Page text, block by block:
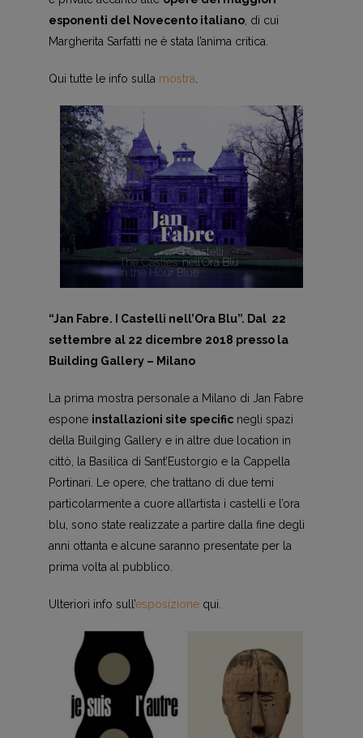
esponenti del Novecento italiano, di cui
Margherita Sarfatti ne è stata l’anima critica.
Qui tutte le info sulla mostra.
“Jan Fabre. I Castelli nell’Ora Blu”. Dal 22
settembre al 22 dicembre 2018 presso la
Building Gallery – Milano
La prima mostra personale a Milano di Jan Fabre
espone installazioni site specificnegli spazi
della Builging Gallery e in altre due location in
cittò, la Basilica di Sant’Eustorgio e la Cappella
Portinari. Le opere, che trattano di due temi
particolarmente a cuore all’artista i castelli e l’ora
blu, sono state realizzate a partire dalla fine degli
anni ottanta e alcune saranno presentate per la
prima volta al pubblico.
Ulteriori info sull’esposizionequi.